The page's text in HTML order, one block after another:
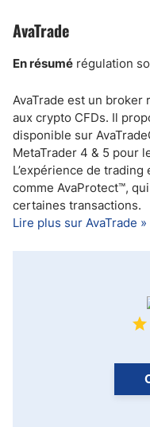
AvaTrade
En résumé régulation
AvaTrade est un
aux crypto CFDs. Il
disponible sur
MetaTrader 4 & 5 pour
L’expérience de
comme AvaProtect™,
certaines transactions.
Lire plus sur AvaTrade »